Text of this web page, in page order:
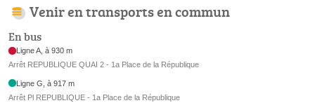
Venir en transports en commun
En bus
Ligne A, à 930 m
Arrêt REPUBLIQUE QUAI 2 - 1a Place de la République
Ligne G, à 917 m
Arrêt Pl REPUBLIQUE - 1a Place de la République